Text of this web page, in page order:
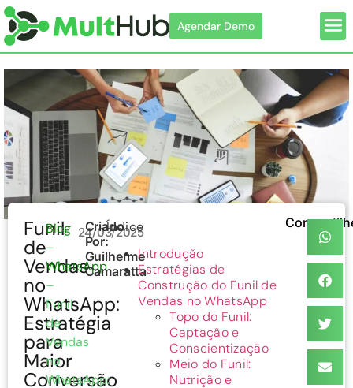
Agendar Demo
Funil
de
Vendas
no
WhatsApp:
Estratégia
para
Maior
Conversão
Blog
–
WhatsApp
–
Funil
de
Vendas
no
WhatsApp:
24/03/2025
Criado
Por:
Guilherme
Camaratta
Índice
Introdução
Estratégias de
Construção do Funil de
Vendas no WhatsApp
Topo do Funil:
Captação e
Conscientização
Meio do Funil:
Nutrição e